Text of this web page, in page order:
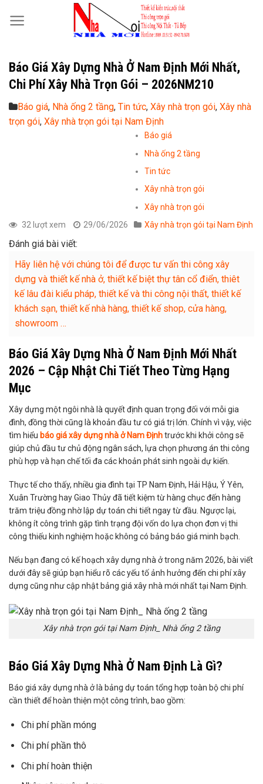
Báo Giá Xây Dựng Nhà Ở Nam Định Mới Nhất,
Chi Phí Xây Nhà Trọn Gói – 2026NM210
Báo giá, Nhà ống 2 tầng, Tin tức, Xây nhà trọn gói, Xây nhà
trọn gói, Xây nhà trọn gói tại Nam Định
32 lượt xem 29/06/2026
Báo giá
Nhà ống 2 tầng
Tin tức
Xây nhà trọn gói
Xây nhà trọn gói
Xây nhà trọn gói tại Nam Định
Đánh giá bài viết:
Hãy liên hệ với chúng tôi để được tư vấn thi công xây
dựng và thiết kế nhà ở, thiết kế biệt thự tân cổ điển, thiêt
kế lâu đài kiểu pháp, thiết kế và thi công nội thất, thiết kế
khách sạn, thiết kế nhà hàng, thiết kế shop, cửa hàng,
showroom …
Báo Giá Xây Dựng Nhà Ở Nam Định Mới Nhất
2026 – Cập Nhật Chi Tiết Theo Từng Hạng
Mục
Xây dựng một ngôi nhà là quyết định quan trọng đối với mỗi gia
đình, đồng thời cũng là khoản đầu tư có giá trị lớn. Chính vì vậy, việc
tìm hiểu báo giá xây dựng nhà ở Nam Địnhtrước khi khởi công sẽ
giúp chủ đầu tư chủ động ngân sách, lựa chọn phương án thi công
phù hợp và hạn chế tối đa các khoản phát sinh ngoài dự kiến.
Thực tế cho thấy, nhiều gia đình tại TP Nam Định, Hải Hậu, Ý Yên,
Xuân Trường hay Giao Thủy đã tiết kiệm từ hàng chục đến hàng
trăm triệu đồng nhờ lập dự toán chi tiết ngay từ đầu. Ngược lại,
không ít công trình gặp tình trạng đội vốn do lựa chọn đơn vị thi
công thiếu kinh nghiệm hoặc không có bảng báo giá minh bạch.
Nếu bạn đang có kế hoạch xây dựng nhà ở trong năm 2026, bài viết
dưới đây sẽ giúp bạn hiểu rõ các yếu tố ảnh hưởng đến chi phí xây
dựng cũng như cập nhật bảng giá xây nhà mới nhất tại Nam Định.
Xây nhà trọn gói tại Nam Định_ Nhà ống 2 tầng
Báo Giá Xây Dựng Nhà Ở Nam Định Là Gì?
Báo giá xây dựng nhà ở là bảng dự toán tổng hợp toàn bộ chi phí
cần thiết để hoàn thiện một công trình, bao gồm:
Chi phí phần móng
Chi phí phần thô
Chi phí hoàn thiện